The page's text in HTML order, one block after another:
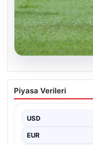
08.08.2026
Bugün hangi
Cumartesi
Piyasa Verileri
USD
EUR